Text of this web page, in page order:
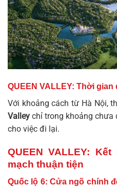
QUEEN VALLEY: Thời
Với khoảng cách từ Hà Nội,
Valley chỉ trong khoảng chưa
cho việc đi lại.
QUEEN VALLEY:
mạch thuận tiện
Quốc lộ 6: Cửa ngõ chính